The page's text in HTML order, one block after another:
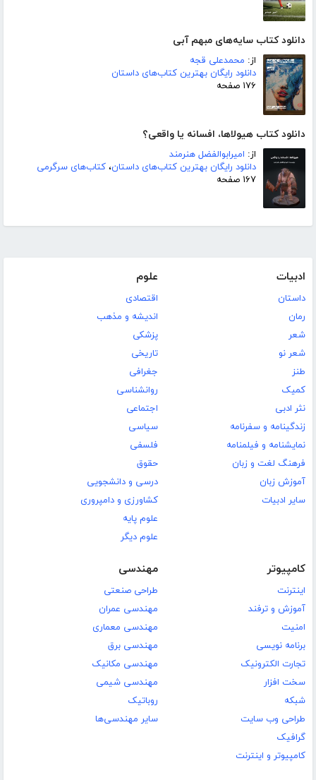
دانلود کتاب سایه‌های مبهم آبی
از: محمدعلی قجه
دانلود رایگان بهترین کتاب‌های داستان
۱۷۶ صفحه
دانلود کتاب هیولاها، افسانه یا واقعی؟
از: امیرابوالفضل هنرمند
دانلود رایگان بهترین کتاب‌های داستان، کتاب‌های سرگرمی
۱۶۷ صفحه
ادبیات
داستان
رمان
شعر
شعر نو
طنز
کمیک
نثر ادبی
زندگینامه و سفرنامه
نمایشنامه و فیلمنامه
فرهنگ لغت و زبان
آموزش زبان
سایر ادبیات
علوم
اقتصادی
اندیشه و مذهب
پزشکی
تاریخی
جغرافی
روانشناسی
اجتماعی
سیاسی
فلسفی
حقوق
درسی و دانشجویی
کشاورزی و دامپروری
علوم پایه
علوم دیگر
کامپیوتر
اینترنت
آموزش و ترفند
امنیت
برنامه نویسی
تجارت الکترونیک
سخت افزار
شبکه
طراحی وب سایت
گرافیک
کامپیوتر و اینترنت
مهندسی
طراحی صنعتی
مهندسی عمران
مهندسی معماری
مهندسی برق
مهندسی مکانیک
مهندسی شیمی
روباتیک
سایر مهندسی‌ها